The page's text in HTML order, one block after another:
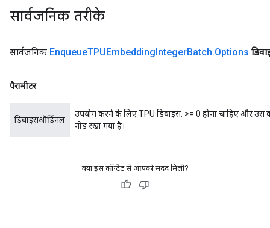
सार्वजनिक तरीके
सार्वजनिक EnqueueTPUEmbeddingIntegerBatch.Options
पैरामीटर
डिवाइसऑर्डिनल
उपयोग करने के लिए TPU डिवाइस. >= 0 होना चाहिए और उस
नोड रखा गया है।
क्या इस कॉन्टेंट से आपको मदद मिली?